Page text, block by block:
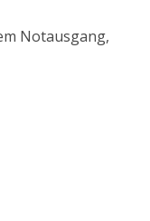
Notausgang,